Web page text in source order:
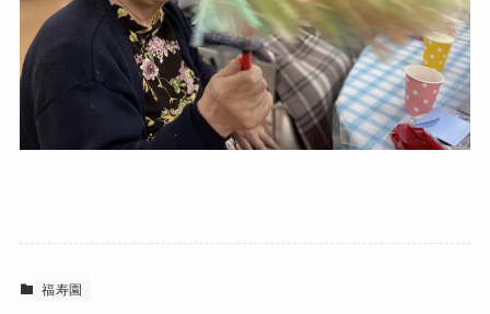
福寿園